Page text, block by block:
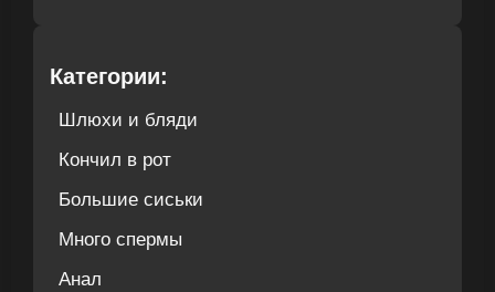
Категории:
Шлюхи и бляди
Кончил в рот
Большие сиськи
Много спермы
Анал